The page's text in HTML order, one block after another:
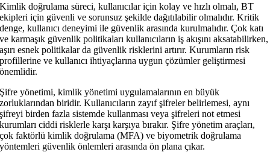
Kimlik doğrulama süreci, kullanıcılar için kolay ve hızlı olmalı, BT
ekipleri için güvenli ve sorunsuz şekilde dağıtılabilir olmalıdır. Kritik
denge, kullanıcı deneyimi ile güvenlik arasında kurulmalıdır. Çok katı
ve karmaşık güvenlik politikaları kullanıcıların iş akışını aksatabilirken,
aşırı esnek politikalar da güvenlik risklerini artırır. Kurumların risk
profillerine ve kullanıcı ihtiyaçlarına uygun çözümler geliştirmesi
önemlidir.
Şifre yönetimi, kimlik yönetimi uygulamalarının en büyük
zorluklarından biridir. Kullanıcıların zayıf şifreler belirlemesi, aynı
şifreyi birden fazla sistemde kullanması veya şifreleri not etmesi
kurumları ciddi risklerle karşı karşıya bırakır. Şifre yönetim araçları,
çok faktörlü kimlik doğrulama (MFA) ve biyometrik doğrulama
yöntemleri güvenlik önlemleri arasında ön plana çıkar.